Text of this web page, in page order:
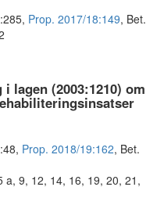
Prop. 2017/18:149, Bet.
lagen (2003:1210) om
Prop. 2018/19:162, Bet.
a, 9, 12, 14, 16, 19, 20, 21,